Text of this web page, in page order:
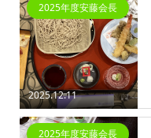
2025.12.11
2025年度安藤会長
2025年度安藤会長